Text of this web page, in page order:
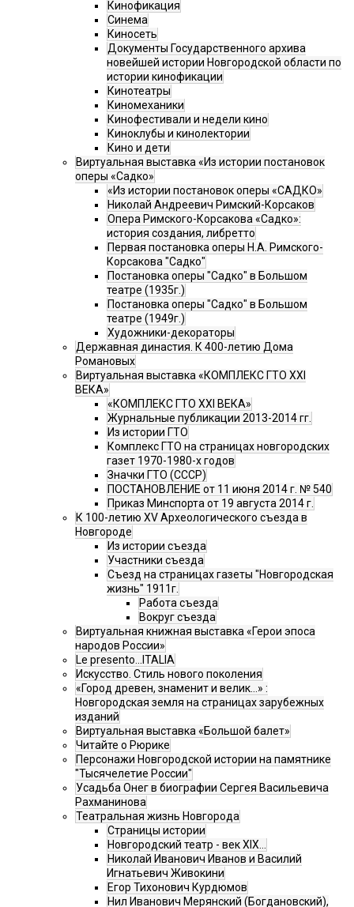
Кинофикация
Синема
Киносеть
Документы Государственного архива
новейшей истории Новгородской области по
истории кинофикации
Кинотеатры
Киномеханики
Кинофестивали и недели кино
Киноклубы и кинолектории
Кино и дети
Виртуальная выставка «Из истории постановок
оперы «Садко»
«Из истории постановок оперы «САДКО»
Николай Андреевич Римский-Корсаков
Опера Римского-Корсакова «Садко»:
история создания, либретто
Первая постановка оперы Н.А. Римского-
Корсакова "Садко"
Постановка оперы "Садко" в Большом
театре (1935г.)
Постановка оперы "Садко" в Большом
театре (1949г.)
Художники-декораторы
Державная династия. К 400-летию Дома
Романовых
Виртуальная выставка «КОМПЛЕКС ГТО XXI
ВЕКА»
«КОМПЛЕКС ГТО XXI ВЕКА»
Журнальные публикации 2013-2014 гг.
Из истории ГТО
Комплекс ГТО на страницах новгородских
газет 1970-1980-х годов
Значки ГТО (СССР)
ПОСТАНОВЛЕНИЕ от 11 июня 2014 г. № 540
Приказ Минспорта от 19 августа 2014 г.
К 100-летию XV Археологического съезда в
Новгороде
Из истории съезда
Участники съезда
Cъезд на страницах газеты "Новгородская
жизнь" 1911г.
Работа съезда
Вокруг съезда
Виртуальная книжная выставка «Герои эпоса
народов России»
Le presento...ITALIA
Искусство. Стиль нового поколения
«Город древен, знаменит и велик…» :
Новгородская земля на страницах зарубежных
изданий
Виртуальная выставка «Большой балет»
Читайте о Рюрике
Персонажи Новгородской истории на памятнике
"Тысячелетие России"
Усадьба Онег в биографии Сергея Васильевича
Рахманинова
Театральная жизнь Новгорода
Страницы истории
Новгородский театр - век XIX…
Николай Иванович Иванов и Василий
Игнатьевич Живокини
Егор Тихонович Курдюмов
Нил Иванович Мерянский (Богдановский),